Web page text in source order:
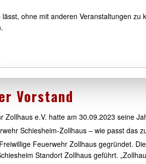
ohne mit anderen Veranstaltungen zu
Vorstand
Zollhaus e.V. hatte am 30.09.2023 seine
Schiesheim-Zollhaus – wie passt das
Feuerwehr Zollhaus gegründet.
Standort Zollhaus geführt.